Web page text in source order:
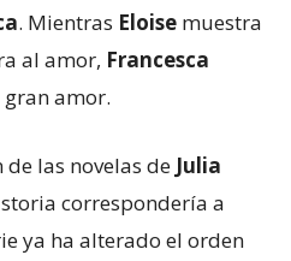
. Mientras Eloise muestra
al amor, Francesca
amor.
de las novelas de Julia
correspondería a
ya ha alterado el orden